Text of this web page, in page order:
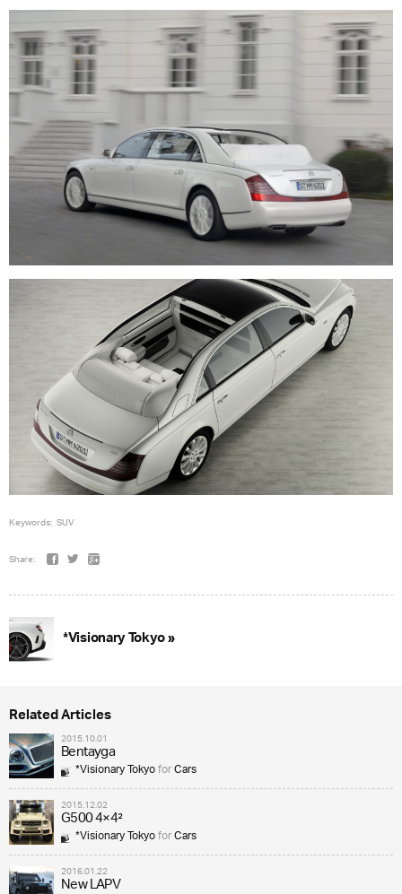
Keywords: SUV
Share:
*Visionary Tokyo »
Related Articles
2015.10.01
Bentayga
*Visionary TokyoforCars
2015.12.02
G500 4×4²
*Visionary TokyoforCars
2016.01.22
New LAPV